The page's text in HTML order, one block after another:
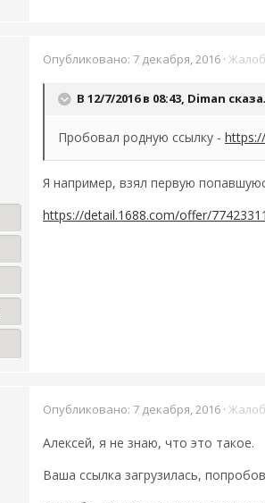
Опубликовано: 7 декабря, 2016 ·
В 12/7/2016 в 08:43, Diman
Пробовал родную ссылку -
Я например, взял первую
https://detail.1688.com/offer/
Опубликовано: 7 декабря, 2016 ·
Алексей, я не знаю, что это такое.
Ваша ссылка загрузилась,